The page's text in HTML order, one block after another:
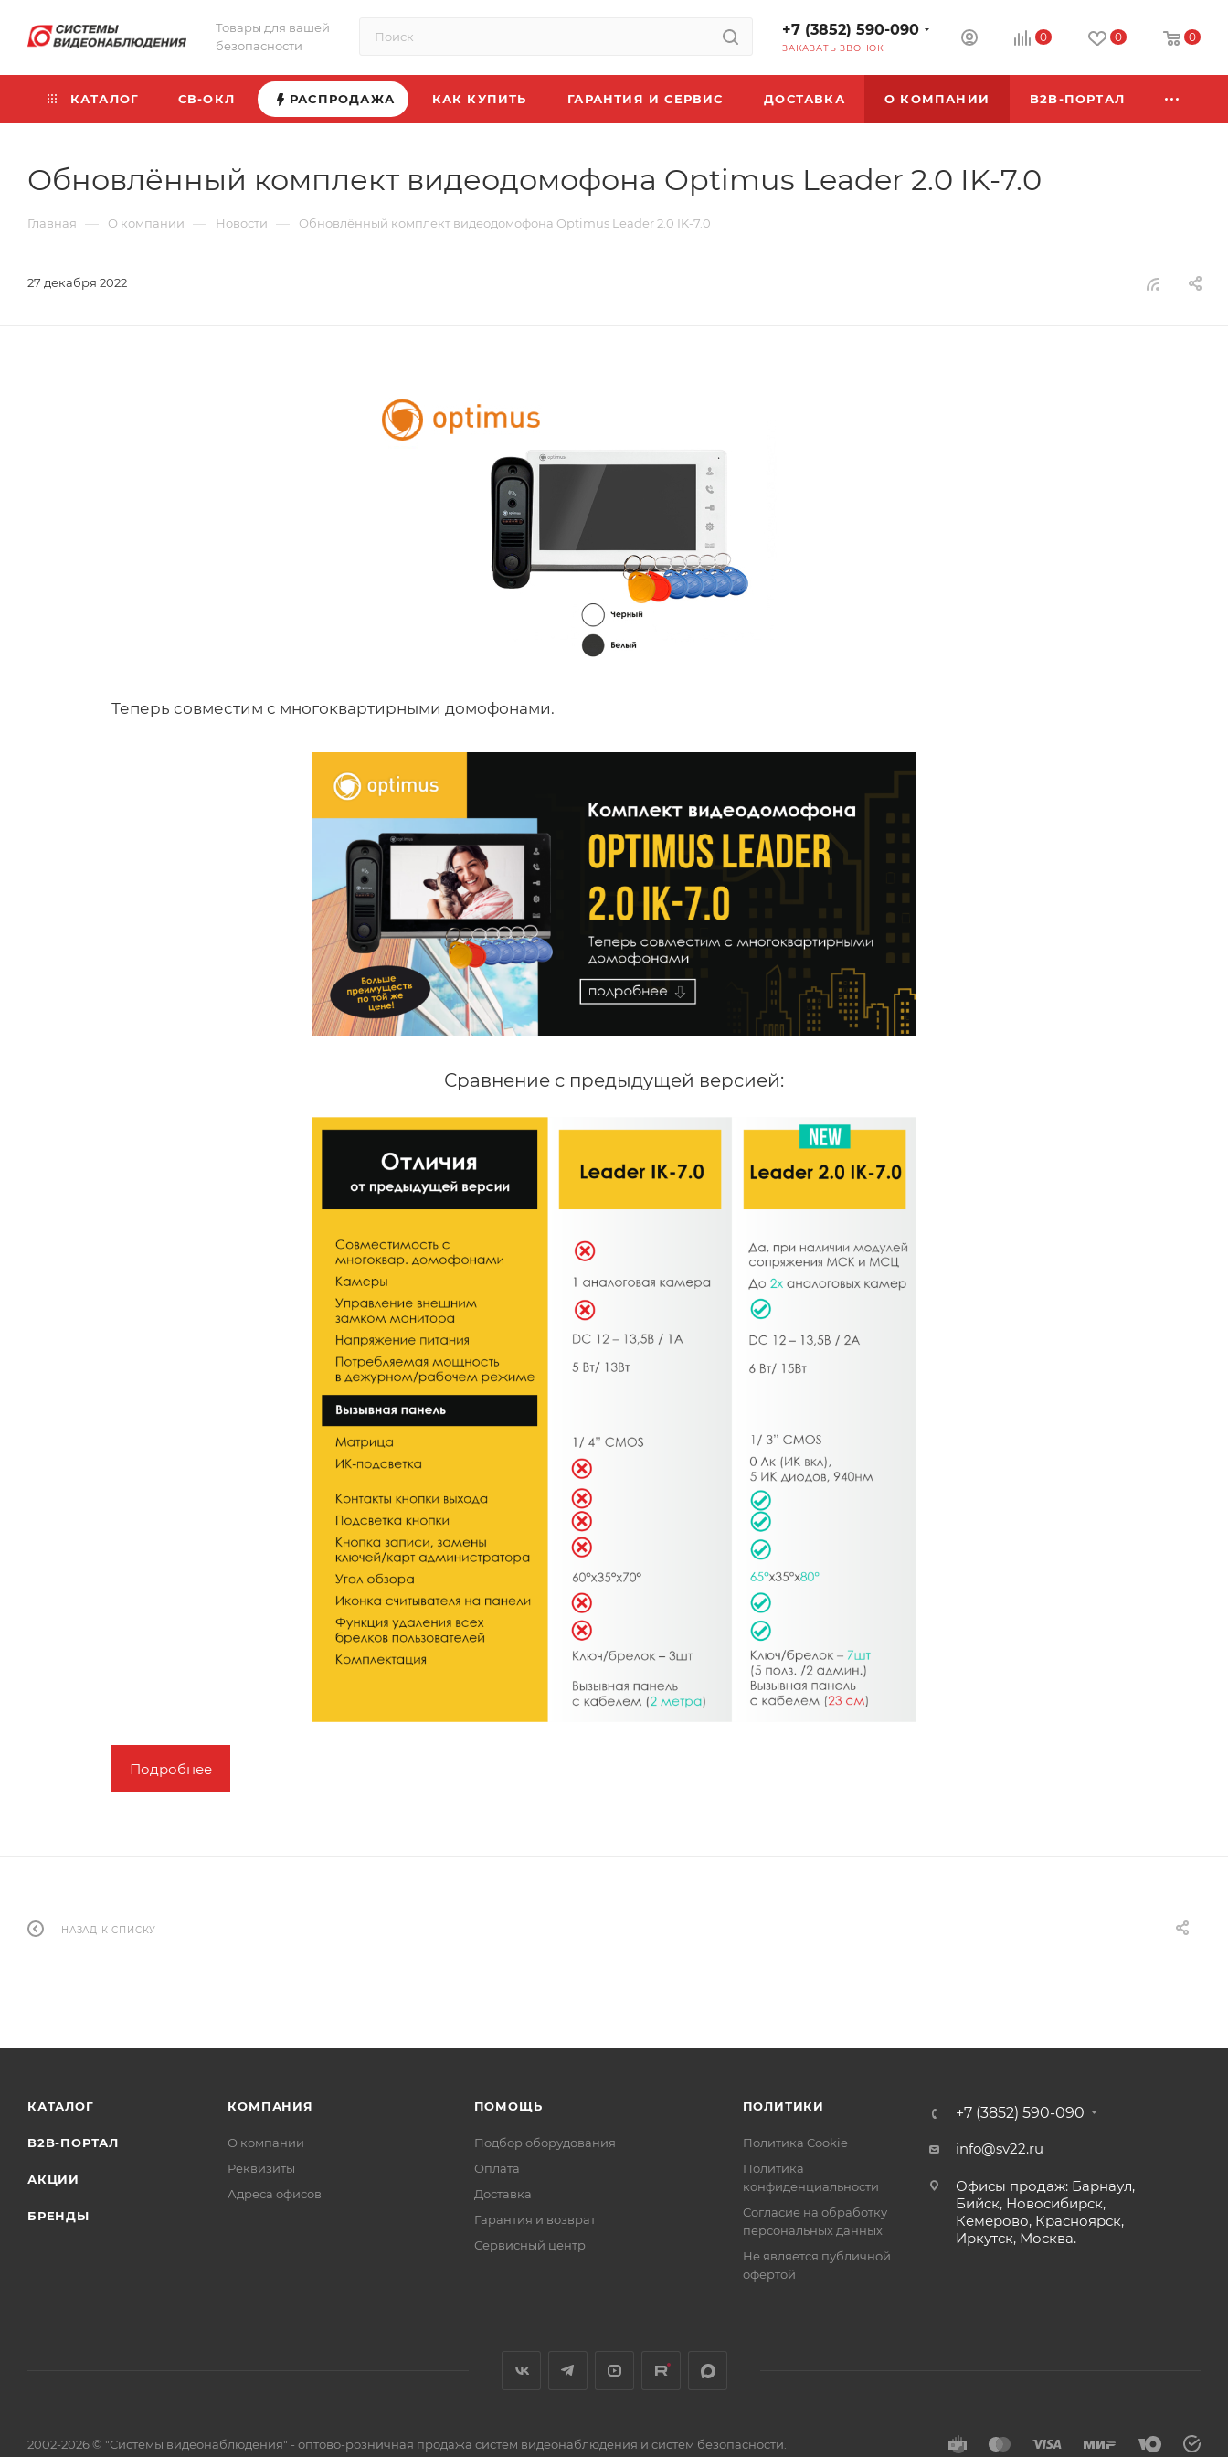
Товары для вашей
безопасности
+7 (3852) 590-090
ЗАКАЗАТЬ ЗВОНОК
0 0 0
КАТАЛОГ СВ-ОКЛ РАСПРОДАЖА КАК КУПИТЬ ГАРАНТИЯ И СЕРВИС ДОСТАВКА О КОМПАНИИ B2B-ПОРТАЛ
Обновлённый комплект видеодомофона Optimus Leader 2.0 IK-7.0
Главная — О компании — Новости — Обновлённый комплект видеодомофона Optimus Leader 2.0 IK-7.0
27 декабря 2022
Теперь совместим с многоквартирными домофонами.
Сравнение с предыдущей версией:
Подробнее
НАЗАД К СПИСКУ
КАТАЛОГ
B2B-ПОРТАЛ
АКЦИИ
БРЕНДЫ
КОМПАНИЯ
О компании
Реквизиты
Адреса офисов
ПОМОЩЬ
Подбор оборудования
Оплата
Доставка
Гарантия и возврат
Сервисный центр
ПОЛИТИКИ
Политика Cookie
Политика
конфиденциальности
Согласие на обработку
персональных данных
Не является публичной
офертой
+7 (3852) 590-090
info@sv22.ru
Офисы продаж: Барнаул,
Бийск, Новосибирск,
Кемерово, Красноярск,
Иркутск, Москва.
2002-2026 © "Системы видеонаблюдения" - оптово-розничная продажа систем видеонаблюдения и систем безопасности.